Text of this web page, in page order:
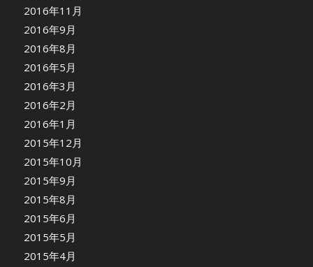
2016年11月
2016年9月
2016年8月
2016年5月
2016年3月
2016年2月
2016年1月
2015年12月
2015年10月
2015年9月
2015年8月
2015年6月
2015年5月
2015年4月